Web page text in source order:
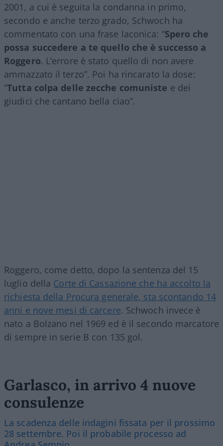
2001, a cui è seguita la condanna in primo,
secondo e anche terzo grado, Schwoch ha
commentato con una frase laconica: “Spero che
possa succedere a te quello che è successo a
Roggero. L’errore è stato quello di non avere
ammazzato il terzo”. Poi ha rincarato la dose:
“Tutta colpa delle zecche comuniste e dei
giudici che cantano bella ciao”.
Roggero, come detto, dopo la sentenza del 15
luglio della Corte di Cassazione che ha accolto la
richiesta della Procura generale, sta scontando 14
anni e nove mesi di carcere. Schwoch invece è
nato a Bolzano nel 1969 ed è il secondo marcatore
di sempre in serie B con 135 gol.
Garlasco, in arrivo 4 nuove
consulenze
La scadenza delle indagini fissata per il prossimo
28 settembre. Poi il probabile processo ad